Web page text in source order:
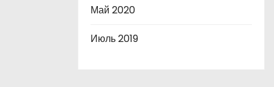
Май 2020
Июль 2019